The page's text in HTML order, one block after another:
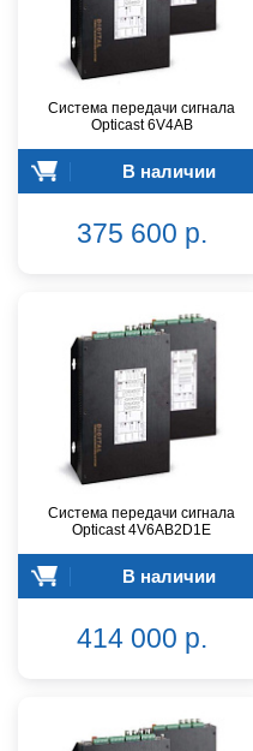
Система передачи сигнала
Opticast 6V4AB
В наличии
375 600 р.
Система передачи сигнала
Opticast 4V6AB2D1E
В наличии
414 000 р.